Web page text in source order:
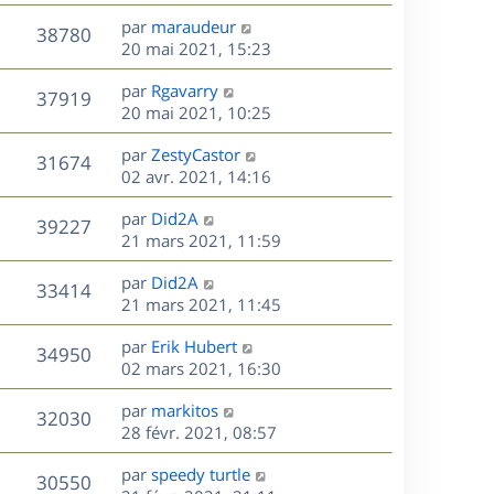
a
g
e
e
s
s
a
g
e
s
e
r
m
e
s
s
a
g
e
u
s
r
n
i
e
r
m
e
s
s
a
g
e
38780V
u
D
e
r
n
i
e
r
m
e
s
s
a
g
e
par maraudeur
20 mai 2021, 15:23
37919V
u
s
D
e
r
n
i
e
r
m
e
s
s
a
g
e
par Rgavarry
20 mai 2021, 10:25
31674V
u
D
e
r
n
i
e
r
m
e
s
s
a
g
e
par ZestyCastor
02 avr. 2021, 14:16
39227V
u
s
D
e
r
n
i
e
r
m
e
s
s
a
g
par Did2A
21 mars 2021, 11:59
33414V
u
s
D
e
r
n
i
e
r
m
e
s
par Did2A
21 mars 2021, 11:45
34950V
u
s
D
e
r
n
i
e
r
par Erik Hubert
02 mars 2021, 16:30
32030V
u
D
e
r
n
par markitos
28 févr. 2021, 08:57
30550V
D
par speedy turtle